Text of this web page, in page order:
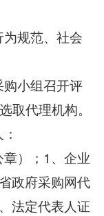
规范、社会
小组召开评
取代理机构。
）；1、企业
政府采购网代
法定代表人证